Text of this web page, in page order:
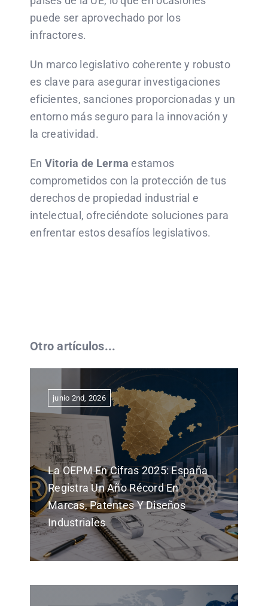
puede ser aprovechado por los
infractores.
Un marco legislativo coherente y robusto
es clave para asegurar investigaciones
eficientes, sanciones proporcionadas y un
entorno más seguro para la innovación y
la creatividad.
En Vitoria de Lerma estamos
comprometidos con la protección de tus
derechos de propiedad industrial e
intelectual, ofreciéndote soluciones para
enfrentar estos desafíos legislativos.
Otro artículos...
junio 2nd, 2026
La OEPM En Cifras 2025: España
Registra Un Año Récord En
Marcas, Patentes Y Diseños
Industriales